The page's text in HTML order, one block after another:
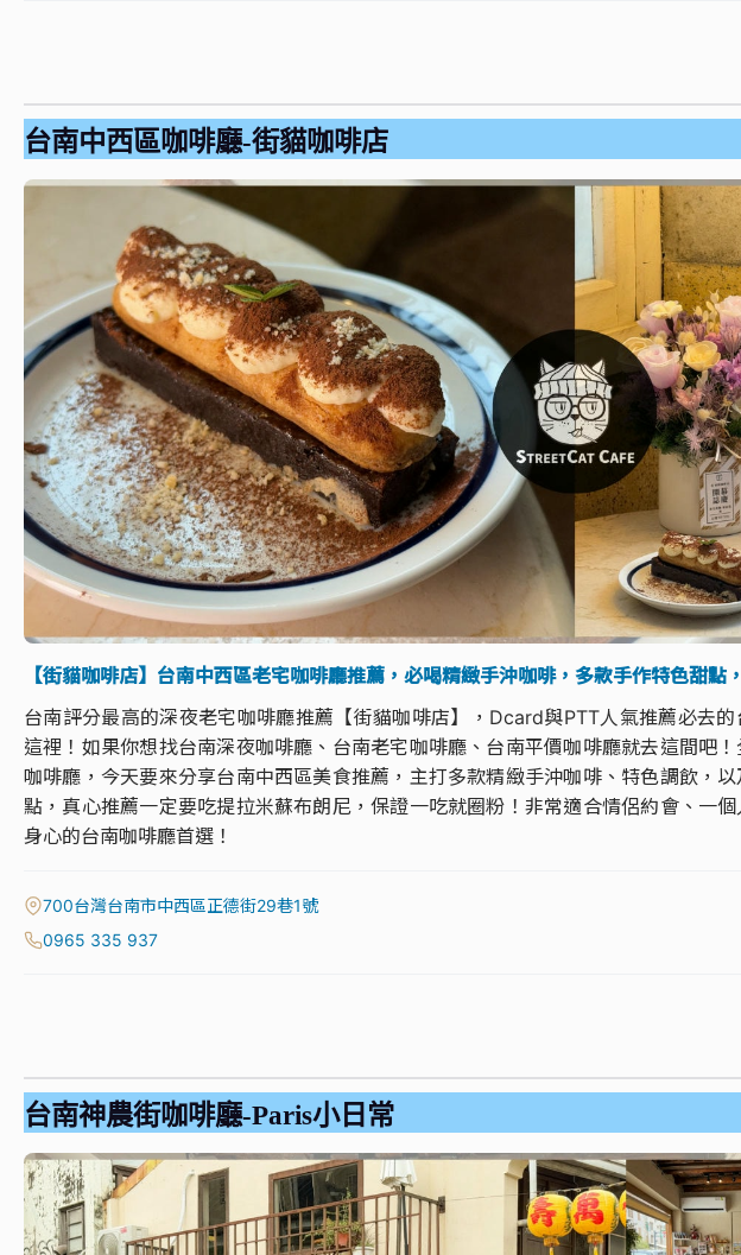
台南中西區咖啡廳-街貓咖啡店
【街貓咖啡店】台南中西區老宅咖啡廳推薦，必喝精緻手沖咖啡，多款手作特色甜點
台南評分最高的深夜老宅咖啡廳推薦【街貓咖啡店】，Dcard與PTT人氣推薦必去
這裡！如果你想找台南深夜咖啡廳、台南老宅咖啡廳、台南平價咖啡廳就去這間吧
咖啡廳，今天要來分享台南中西區美食推薦，主打多款精緻手沖咖啡、特色調飲，
點，真心推薦一定要吃提拉米蘇布朗尼，保證一吃就圈粉！非常適合情侶約會、一
身心的台南咖啡廳首選！
700台灣台南市中西區正德街29巷1號
0965 335 937
台南神農街咖啡廳-Paris小日常